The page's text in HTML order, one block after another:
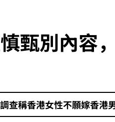
甄別內容
調查稱香港女性不願嫁香港